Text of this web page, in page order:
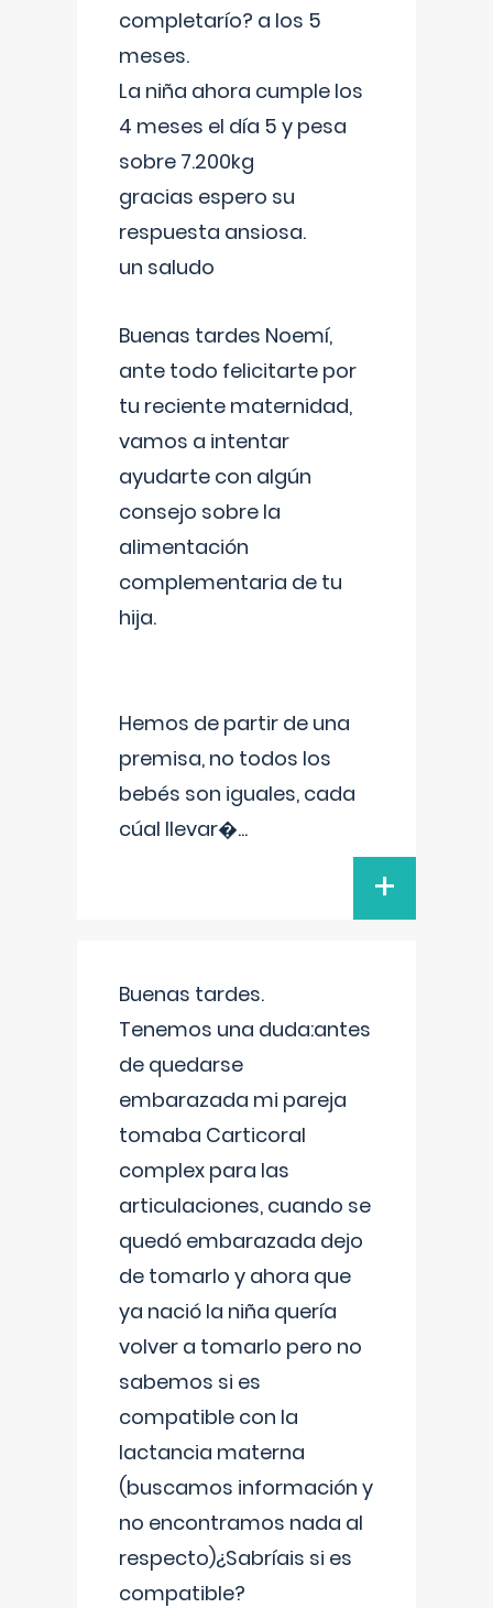
completarío? a los 5
meses.
La niña ahora cumple los
4 meses el día 5 y pesa
sobre 7.200kg
gracias espero su
respuesta ansiosa.
un saludo
Buenas tardes Noemí,
ante todo felicitarte por
tu reciente maternidad,
vamos a intentar
ayudarte con algún
consejo sobre la
alimentación
complementaria de tu
hija.
Hemos de partir de una
premisa, no todos los
bebés son iguales, cada
cúal llevar�...
+
Buenas tardes.
Tenemos una duda:antes
de quedarse
embarazada mi pareja
tomaba Carticoral
complex para las
articulaciones, cuando se
quedó embarazada dejo
de tomarlo y ahora que
ya nació la niña quería
volver a tomarlo pero no
sabemos si es
compatible con la
lactancia materna
(buscamos información y
no encontramos nada al
respecto)¿Sabríais si es
compatible?